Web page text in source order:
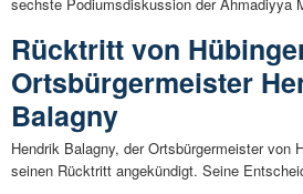
sechste Podiumsdiskussion der Ahmadiyya
Rücktritt von
Ortsbürgermeister
Balagny
Hendrik Balagny, der Ortsbürgermeister von
seinen Rücktritt angekündigt. Seine